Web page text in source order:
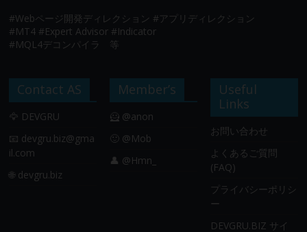
#Webページ開発ディレクション #アプリディレクション
#MT4 #Expert Advisor #Indicator
#MQL4デコンパイラ 等
Contact AS
🦅 DEVGRU
📧 devgru.biz@gma
il.com
🌐 devgru.biz
Member’s
🦸 @anon
🙂 @Mob
👤 @Hmn_
Useful
Links
お問い合わせ
よくあるご質問
(FAQ)
プライバシーポリシ
ー
DEVGRU.BIZ サイ